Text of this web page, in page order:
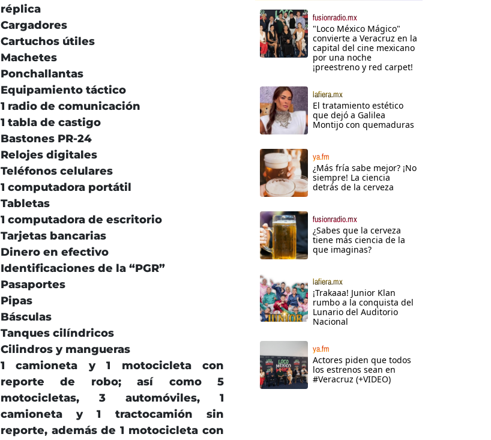
réplica
Cargadores
Cartuchos útiles
Machetes
Ponchallantas
Equipamiento táctico
1 radio de comunicación
1 tabla de castigo
Bastones PR-24
Relojes digitales
Teléfonos celulares
1 computadora portátil
Tabletas
1 computadora de escritorio
Tarjetas bancarias
Dinero en efectivo
Identificaciones de la “PGR”
Pasaportes
Pipas
Básculas
Tanques cilíndricos
Cilindros y mangueras
1 camioneta y 1 motocicleta con
reporte de robo; así como 5
motocicletas, 3 automóviles, 1
camioneta y 1 tractocamión sin
reporte, además de 1 motocicleta con
fusionradio.mx
"Loco México Mágico"
convierte a Veracruz en la
capital del cine mexicano
por una noche
¡preestreno y red carpet!
lafiera.mx
El tratamiento estético
que dejó a Galilea
Montijo con quemaduras
ya.fm
¿Más fría sabe mejor? ¡No
siempre! La ciencia
detrás de la cerveza
fusionradio.mx
¿Sabes que la cerveza
tiene más ciencia de la
que imaginas?
lafiera.mx
¡Trakaaa! Junior Klan
rumbo a la conquista del
Lunario del Auditorio
Nacional
ya.fm
Actores piden que todos
los estrenos sean en
#Veracruz (+VIDEO)